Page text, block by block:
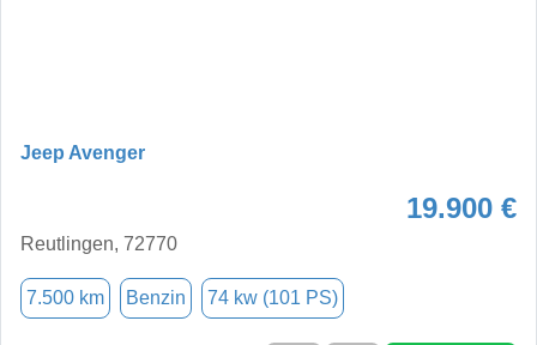
Jeep Avenger
19.900 €
Reutlingen, 72770
7.500 km Benzin 74 kw (101 PS)